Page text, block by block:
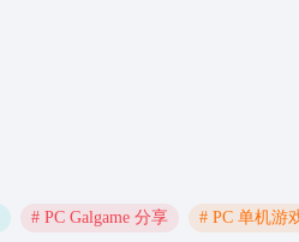
# PC Galgame 分享 # PC 单机游